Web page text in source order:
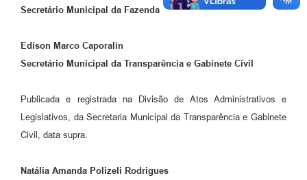
Secretário Municipal da Fazenda
Edison Marco Caporalin
Secretário Municipal da Transparência e Gabinete Civil
Publicada e registrada na Divisão de Atos Administrativos e
Legislativos, da Secretaria Municipal da Transparência e Gabinete
Civil, data supra.
Natália Amanda Polizeli Rodrigues